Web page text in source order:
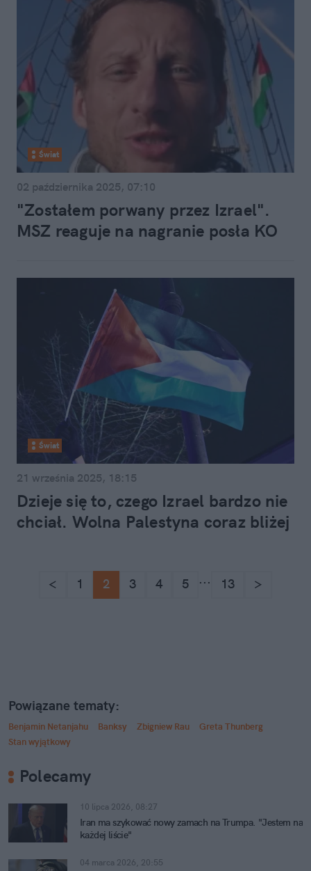
Świat
02 października 2025, 07:10
"Zostałem porwany przez Izrael".
MSZ reaguje na nagranie posła KO
Świat
21 września 2025, 18:15
Dzieje się to, czego Izrael bardzo nie
chciał. Wolna Palestyna coraz bliżej
< 1 2 3 4 5 ... 13 >
Powiązane tematy:
Benjamin Netanjahu Banksy Zbigniew Rau
Greta Thunberg
Stan wyjątkowy
Polecamy
10 lipca 2026, 08:27
Iran ma szykować nowy zamach na Trumpa. "Jestem na
każdej liście"
04 marca 2026, 20:55